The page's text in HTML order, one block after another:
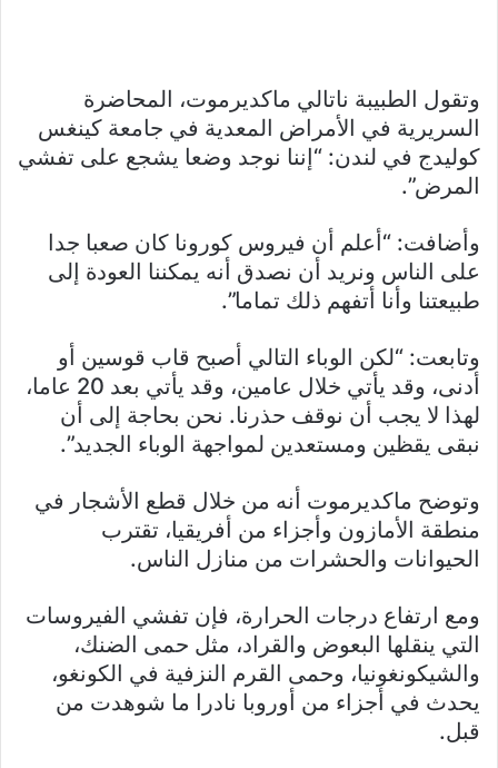
وتقول الطبيبة ناتالي ماكديرموت، المحاضرة
السريرية في الأمراض المعدية في جامعة كينغس
كوليدج في لندن: “إننا نوجد وضعا يشجع على تفشي
المرض”.
وأضافت: “أعلم أن فيروس كورونا كان صعبا جدا
على الناس ونريد أن نصدق أنه يمكننا العودة إلى
طبيعتنا وأنا أتفهم ذلك تماما”.
وتابعت: “لكن الوباء التالي أصبح قاب قوسين أو
أدنى، وقد يأتي خلال عامين، وقد يأتي بعد 20 عاما،
لهذا لا يجب أن نوقف حذرنا. نحن بحاجة إلى أن
نبقى يقظين ومستعدين لمواجهة الوباء الجديد”.
وتوضح ماكديرموت أنه من خلال قطع الأشجار في
منطقة الأمازون وأجزاء من أفريقيا، تقترب
الحيوانات والحشرات من منازل الناس.
ومع ارتفاع درجات الحرارة، فإن تفشي الفيروسات
التي ينقلها البعوض والقراد، مثل حمى الضنك،
والشيكونغونيا، وحمى القرم النزفية في الكونغو،
يحدث في أجزاء من أوروبا نادرا ما شوهدت من
قبل.